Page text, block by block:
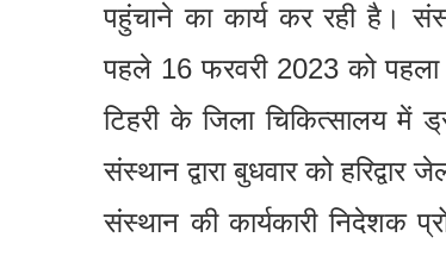
पहुंचाने का कार्य कर रही है।
पहले 16 फरवरी 2023 को पहला
टिहरी के जिला चिकित्सालय में
संस्थान द्वारा बुधवार को
संस्थान की कार्यकारी निदेशक